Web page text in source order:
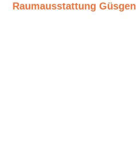
Raumausstattung Güsgen